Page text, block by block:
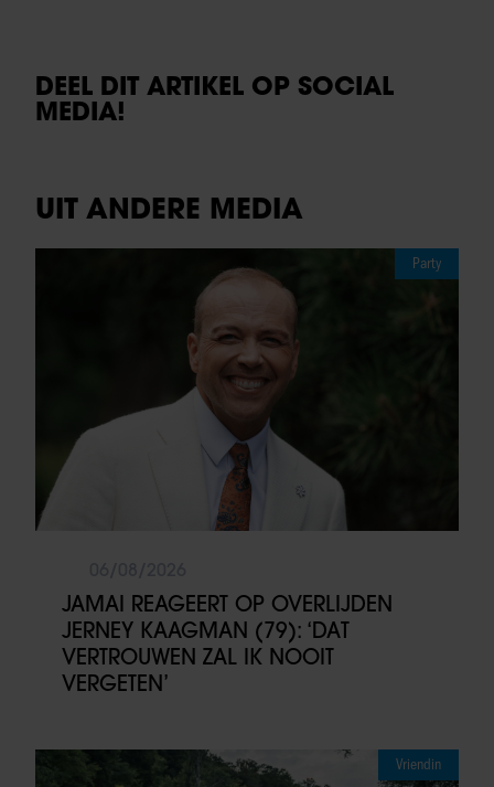
DEEL DIT ARTIKEL OP SOCIAL
MEDIA!
UIT ANDERE MEDIA
Party
JAMAI REAGEERT OP OVERLIJDEN
JERNEY KAAGMAN (79): ‘DAT
VERTROUWEN ZAL IK NOOIT
VERGETEN’
Vriendin